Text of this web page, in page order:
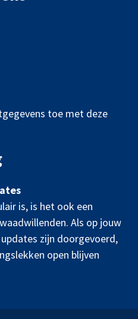
toe met deze
is, is het ook een
Als op jouw
zijn doorgevoerd,
open blijven